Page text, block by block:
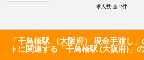
求人数 全 2件
「千鳥橋駅 （大阪府） 現金手渡し
トに関連する「千鳥橋駅 (大阪府)」